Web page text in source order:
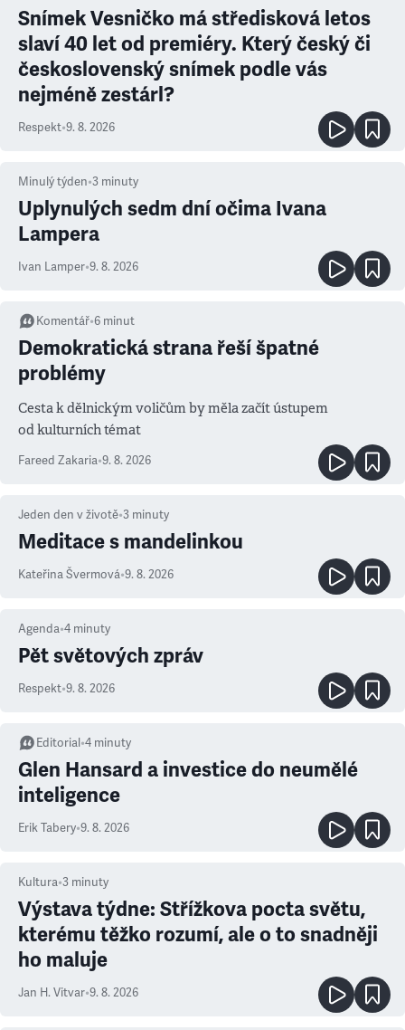
Snímek Vesničko má středisková letos
slaví 40 let od premiéry. Který český či
československý snímek podle vás
nejméně zestárl?
Respekt•9. 8. 2026
Minulý týden•3 minuty
Uplynulých sedm dní očima Ivana
Lampera
Ivan Lamper•9. 8. 2026
Komentář•6 minut
Demokratická strana řeší špatné
problémy
Cesta k dělnickým voličům by měla začít ústupem
od kulturních témat
Fareed Zakaria•9. 8. 2026
Jeden den v životě•3 minuty
Meditace s mandelinkou
Kateřina Švermová•9. 8. 2026
Agenda•4 minuty
Pět světových zpráv
Respekt•9. 8. 2026
Editorial •4 minuty
Glen Hansard a investice do neumělé
inteligence
Erik Tabery•9. 8. 2026
Kultura•3 minuty
Výstava týdne: Střížkova pocta světu,
kterému těžko rozumí, ale o to snadněji
ho maluje
Jan H. Vitvar•9. 8. 2026